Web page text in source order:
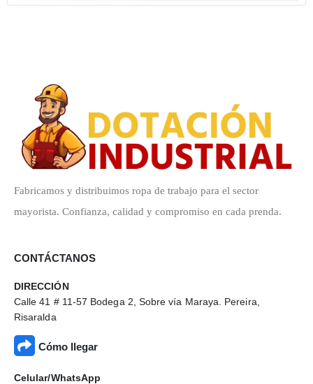
Fabricamos y distribuimos ropa de trabajo para el sector
mayorista. Confianza, calidad y compromiso en cada prenda.
CONTÁCTANOS
DIRECCIÓN
Calle 41 # 11-57 Bodega 2, Sobre vía Maraya. Pereira,
Risaralda
Cómo llegar
Celular/WhatsApp